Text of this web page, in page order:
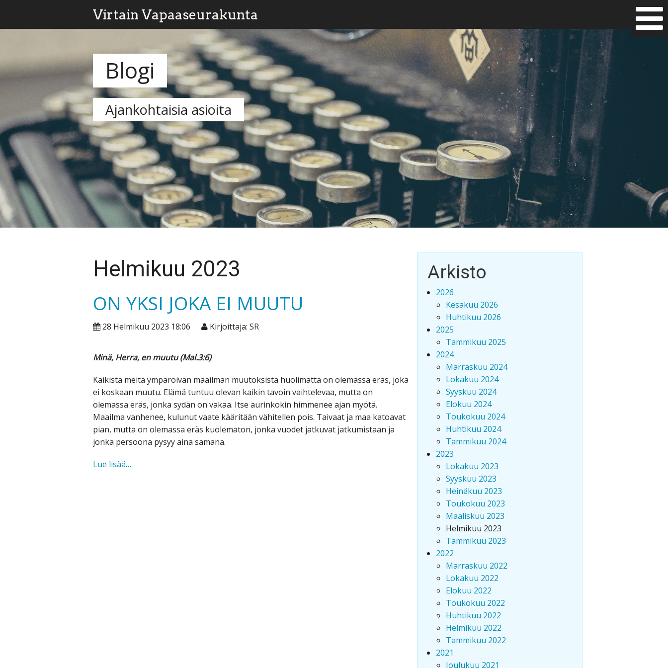
Virtain Vapaaseurakunta
Blogi
Ajankohtaisia asioita
Helmikuu 2023
ON YKSI JOKA EI MUUTU
28 Helmikuu 2023 18:06 Kirjoittaja: SR
Minä, Herra, en muutu (Mal.3:6)
Kaikista meitä ympäröivän maailman muutoksista huolimatta on olemassa eräs, joka
ei koskaan muutu. Elämä tuntuu olevan kaikin tavoin vaihtelevaa, mutta on
olemassa eräs, jonka sydän on vakaa. Itse aurinkokin himmenee ajan myötä.
Maailma vanhenee, kulunut vaate kääritään vähitellen pois. Taivaat ja maa katoavat
pian, mutta on olemassa eräs kuolematon, jonka vuodet jatkuvat jatkumistaan ja
jonka persoona pysyy aina samana.
Lue lisää…
Arkisto
2026
Kesäkuu 2026
Huhtikuu 2026
2025
Tammikuu 2025
2024
Marraskuu 2024
Lokakuu 2024
Syyskuu 2024
Elokuu 2024
Toukokuu 2024
Huhtikuu 2024
Tammikuu 2024
2023
Lokakuu 2023
Syyskuu 2023
Heinäkuu 2023
Toukokuu 2023
Maaliskuu 2023
Helmikuu 2023
Tammikuu 2023
2022
Marraskuu 2022
Lokakuu 2022
Elokuu 2022
Toukokuu 2022
Huhtikuu 2022
Helmikuu 2022
Tammikuu 2022
2021
Joulukuu 2021